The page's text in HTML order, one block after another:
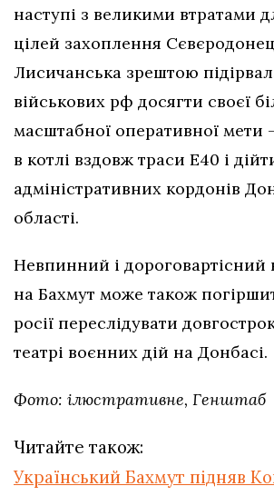
наступі з великими втратами
цілей захоплення
Лисичанська зрештою
військових рф досягти своєї
масштабної оперативної мети
в котлі вздовж траси Е40 і
адміністративних кордонів
області.
Невпинний і дороговартісний
на Бахмут може також
росії переслідувати
театрі воєнних дій на Донбасі.
Фото: ілюстративне, Генштаб
Читайте також:
Український Бахмут підняв